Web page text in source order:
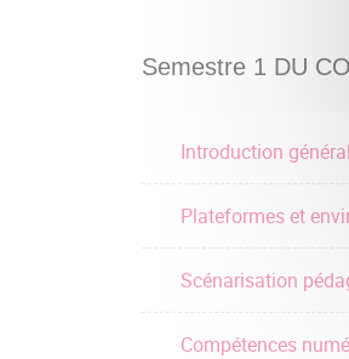
Semestre 1 DU
Introduction
Plateformes et
Scénarisation
Compétences